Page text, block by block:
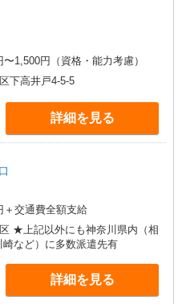
1,500円（資格・能力考慮）
下高井戸4-5-5
詳細を見る
＋交通費全額支給
★上記以外にも神奈川県内（相
など）に多数派遣先有
詳細を見る